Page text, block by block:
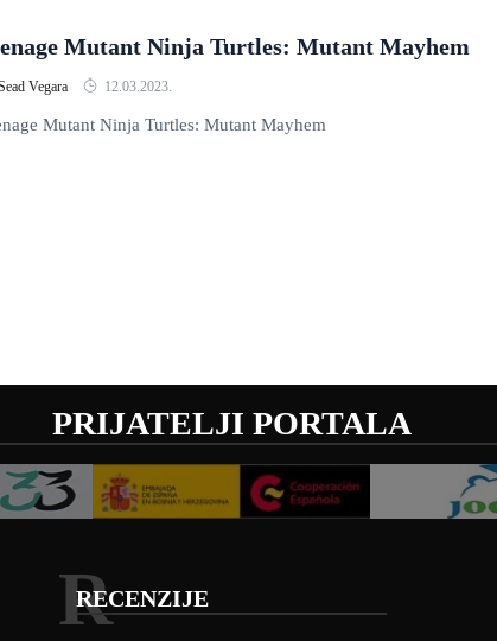
Mutant Ninja Turtles: Mutant Mayhem
Vegara 12.03.2023.
Mutant Ninja Turtles: Mutant Mayhem
PRIJATELJI PORTALA
RECENZIJE
R